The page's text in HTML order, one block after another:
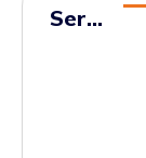
Servi